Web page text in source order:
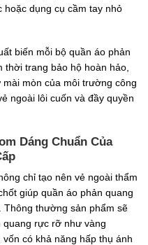
hoặc dụng cụ cầm tay nhỏ
biến mỗi bộ quần áo phản
thời trang bảo hộ hoàn hảo,
mòn của môi trường công
ngoài lôi cuốn và đầy quyền
Dáng Chuẩn Của
chỉ tạo nên vẻ ngoài thẩm
giúp quần áo phản quang
Thông thường sản phẩm sẽ
rực rỡ như vàng
có khả năng hấp thụ ánh